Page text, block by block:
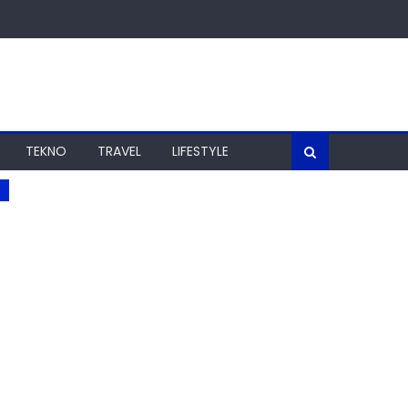
TEKNO TRAVEL LIFESTYLE